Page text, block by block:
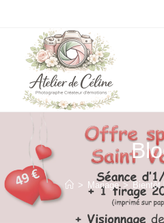
> Mariage > Bientôt